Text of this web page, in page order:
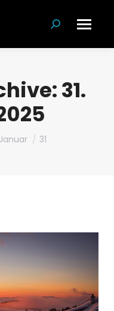
Suchen:
31.
Januar 31